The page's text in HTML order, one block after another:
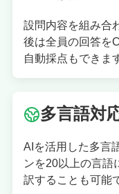
設問内容を組み合
後は全員の回答を
自動採点もできま
多言語対
AIを活用した多言
ンを20以上の言語
訳することも可能